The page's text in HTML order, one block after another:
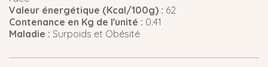
Valeur énergétique (Kcal/100g) : 62
Contenance en Kg de l'unité : 0.41
Maladie : Surpoids et Obésité